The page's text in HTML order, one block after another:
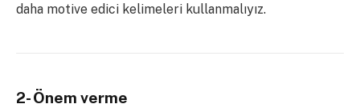
daha motive edici kelimeleri kullanmalıyız.
2- Önem verme